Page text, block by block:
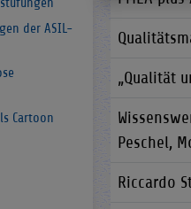
der ASIL-
Cartoon
„Qualität
Peschel,
Riccardo